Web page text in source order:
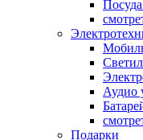
Аудио
Подарки